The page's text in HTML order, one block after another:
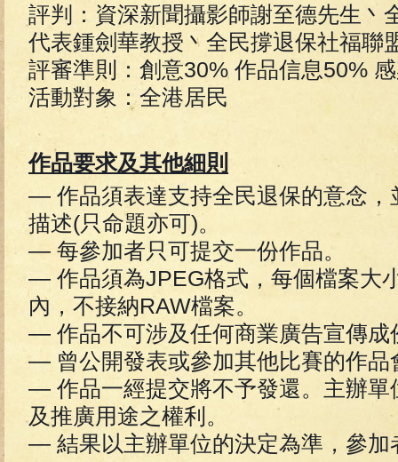
評判：資深新聞攝影師謝至德先生丶
代表鍾劍華教授丶全民撐退保社福聯
評審準則：創意30% 作品信息50%
活動對象：全港居民
作品要求及其他細則
— 作品須表達支持全民退保的意念，
描述(只命題亦可)。
— 每參加者只可提交一份作品。
— 作品須為JPEG格式，每個檔案大
內，不接納RAW檔案。
— 作品不可涉及任何商業廣告宣傳成
— 曾公開發表或參加其他比賽的作品
— 作品一經提交將不予發還。主辦單
及推廣用途之權利。
— 結果以主辦單位的決定為準，參加